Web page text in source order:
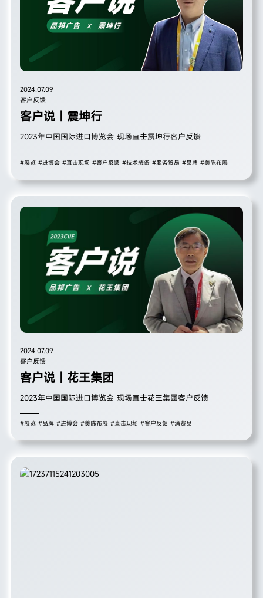
2024.07.09
客户反馈
客户说｜震坤行
2023年中国国际进口博览会 现场直击震坤行客户反馈
#展览 #进博会 #直击现场 #客户反馈 #技术装备 #服务贸易 #品牌 #美陈布展
2024.07.09
客户反馈
客户说｜花王集团
2023年中国国际进口博览会 现场直击花王集团客户反馈
#展览 #品牌 #进博会 #美陈布展 #直击现场 #客户反馈 #消费品